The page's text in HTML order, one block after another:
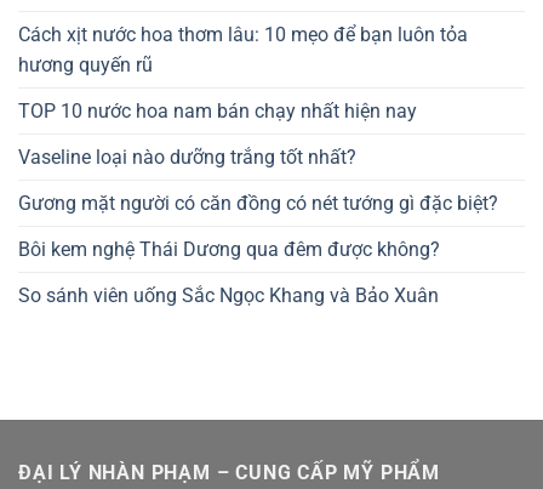
Cách xịt nước hoa thơm lâu: 10 mẹo để bạn luôn tỏa
hương quyến rũ
TOP 10 nước hoa nam bán chạy nhất hiện nay
Vaseline loại nào dưỡng trắng tốt nhất?
Gương mặt người có căn đồng có nét tướng gì đặc biệt?
Bôi kem nghệ Thái Dương qua đêm được không?
So sánh viên uống Sắc Ngọc Khang và Bảo Xuân
ĐẠI LÝ NHÀN PHẠM – CUNG CẤP MỸ PHẨM